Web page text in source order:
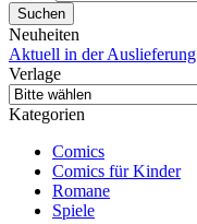
Neuheiten
Aktuell in der Auslieferung
Verlage
Kategorien
Comics
Comics für Kinder
Romane
Spiele